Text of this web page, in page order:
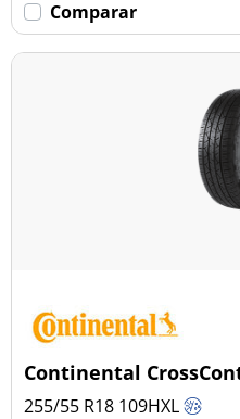
Comparar
Continental
255/55 R18 109HXL